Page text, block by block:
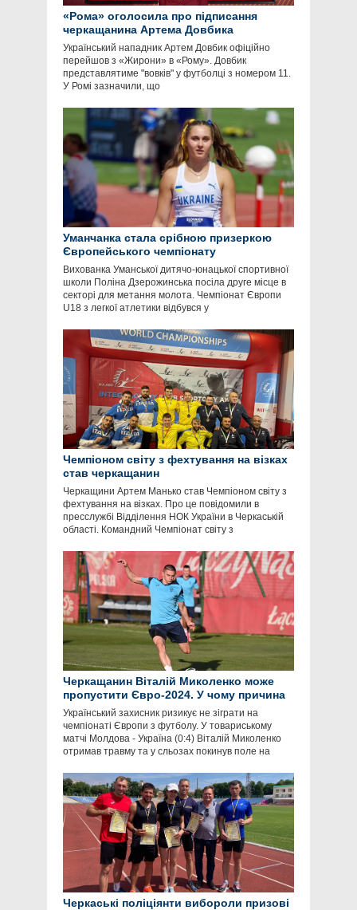
«Рома» оголосила про підписання
черкащанина Артема Довбика
Український нападник Артем Довбик офіційно
перейшов з «Жирони» в «Рому». Довбик
представлятиме "вовків" у футболці з номером 11.
У Ромі зазначили, що
Уманчанка стала срібною призеркою
Європейського чемпіонату
Вихованка Уманської дитячо-юнацької спортивної
школи Поліна Дзерожинська посіла друге місце в
секторі для метання молота. Чемпіонат Європи
U18 з легкої атлетики відбувся у
Чемпіоном світу з фехтування на візках
став черкащанин
Черкащини Артем Манько став Чемпіоном світу з
фехтування на візках. Про це повідомили в
пресслужбі Відділення НОК України в Черкаській
області. Командний Чемпіонат світу з
Черкащанин Віталій Миколенко може
пропустити Євро-2024. У чому причина
Український захисник ризикує не зіграти на
чемпіонаті Європи з футболу. У товариському
матчі Молдова - Україна (0:4) Віталій Миколенко
отримав травму та у сльозах покинув поле на
Черкаські поліціянти вибороли призові